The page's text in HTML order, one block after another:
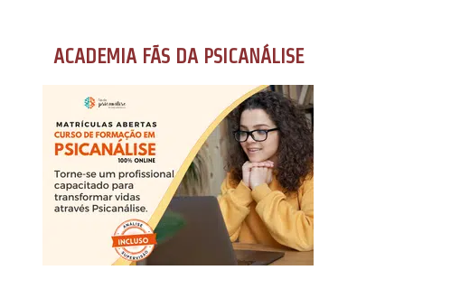
ACADEMIA FÃS DA PSICANÁLISE